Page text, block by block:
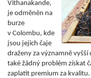
Vithanakande,
je odměněn na
burze
v Colombu, kde
jsou jejich čaje
draženy za významně
také žádný problém získat
zaplatit premium za